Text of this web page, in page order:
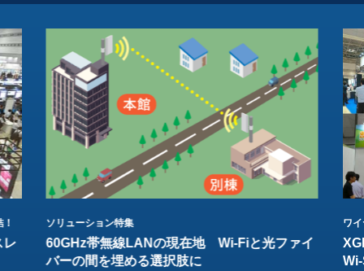
レ
ソリューション特集
60GHz帯無線LANの現在地 Wi-Fiと光ファイ
バーの間を埋める選択肢に
ワ